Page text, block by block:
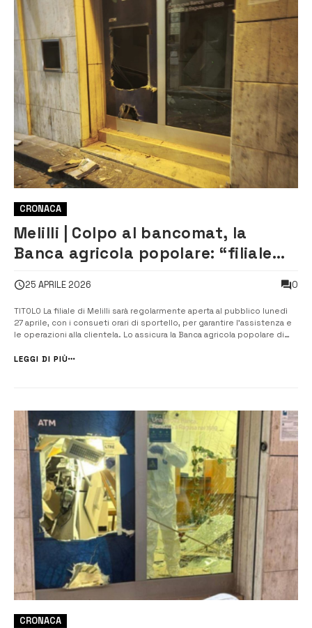
CRONACA
Melilli | Colpo al bancomat, la
Banca agricola popolare: “filiale
25 APRILE 2026 0
TITOLO La filiale di Melilli sarà regolarmente aperta al pubblico lunedì
27 aprile, con i consueti orari di sportello, per garantire l’assistenza e
le operazioni alla clientela. Lo assicura la Banca agricola popolare di
fatto esplodere un ordigno rudimentale davanti all’istitu...
LEGGI DI PIÙ
CRONACA